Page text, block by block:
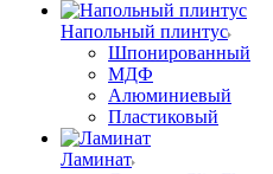
Напольный плинтус
Шпонированный
МДФ
Алюминиевый
Пластиковый
Ламинат